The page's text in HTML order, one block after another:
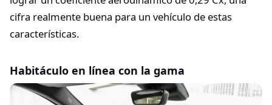
cifra realmente buena para un vehículo de estas
características.
Habitáculo en línea con la gama